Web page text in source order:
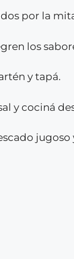
por la
los
y tapá.
y cociná
jugoso